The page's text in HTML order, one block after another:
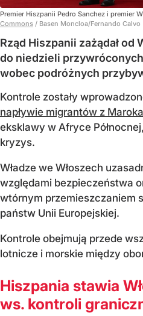
Premier Hiszpanii Pedro Sanchez i premier
Commons / Basen Moncloa/Fernando Calvo
Rząd Hiszpanii zażądał od
do niedzieli
wobec podróżnych
Kontrole zostały
napływie migrantów z
eksklawy w Afryce
kryzys.
Władze we Włoszech
względami bezpieczeństwa
wtórnym przemieszczaniem
państw Unii Europejskiej.
Kontrole obejmują przede
lotnicze i morskie między
Hiszpania stawia
ws. kontroli